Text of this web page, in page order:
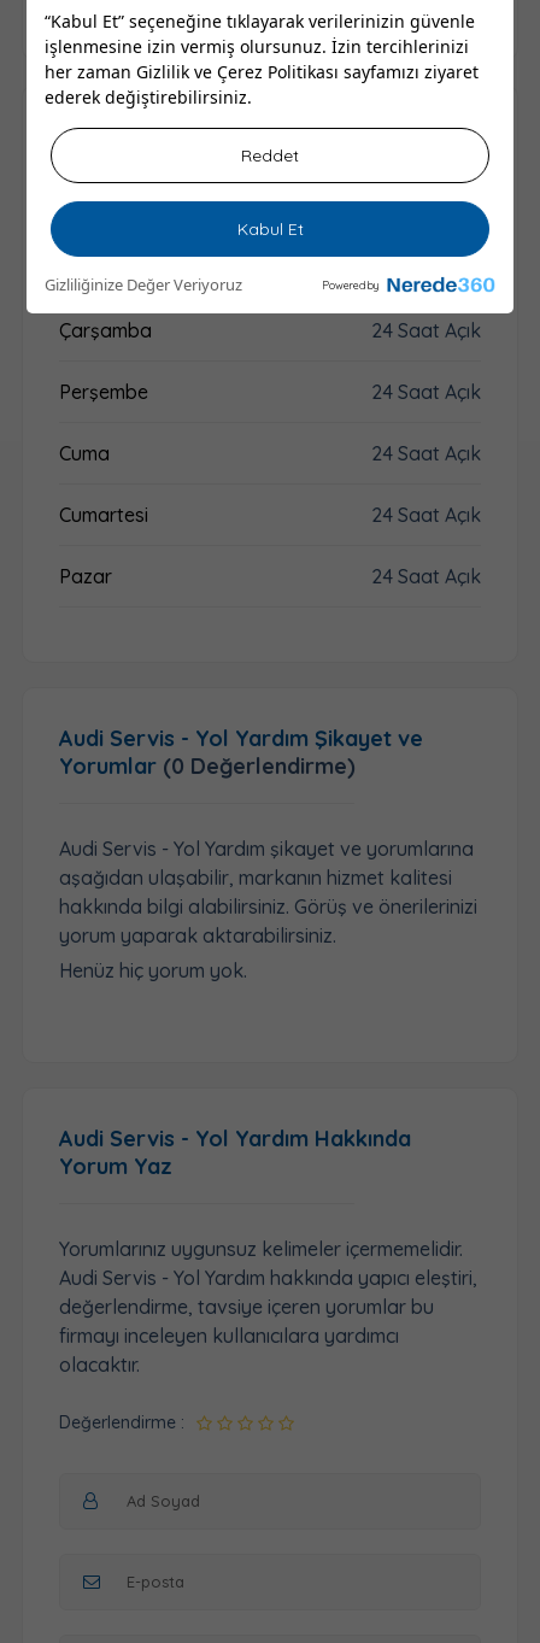
“Kabul Et” seçeneğine tıklayarak verilerinizin güvenle
işlenmesine izin vermiş olursunuz. İzin tercihlerinizi
her zamanGizlilik ve Çerez Politikası sayfamızı ziyaret
ederek değiştirebilirsiniz.
Reddet
Kabul Et
Gizliliğinize Değer Veriyoruz Powered by
Audi Servis - Yol Yardım
Pazartesi 24 Saat Açık
Çarşamba 24 Saat Açık
Perşembe 24 Saat Açık
Cuma 24 Saat Açık
Cumartesi 24 Saat Açık
Pazar 24 Saat Açık
Audi Servis - Yol Yardım Şikayet ve
Yorumlar(0 Değerlendirme)
Audi Servis - Yol Yardım şikayet ve yorumlarına
aşağıdan ulaşabilir, markanın hizmet kalitesi
hakkında bilgi alabilirsiniz. Görüş ve önerilerinizi
yorum yaparak aktarabilirsiniz.
Henüz hiç yorum yok.
Audi Servis - Yol Yardım Hakkında
Yorum Yaz
Yorumlarınız uygunsuz kelimeler içermemelidir.
Audi Servis - Yol Yardım hakkında yapıcı eleştiri,
değerlendirme, tavsiye içeren yorumlar bu
firmayı inceleyen kullanıcılara yardımcı
olacaktır.
Değerlendirme :